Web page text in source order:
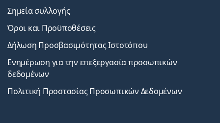
Σημεία συλλογής
Όροι και Προϋποθέσεις
Δήλωση Προσβασιμότητας Ιστοτόπου
Ενημέρωση για την επεξεργασία προσωπικών
δεδομένων
Πολιτική Προστασίας Προσωπικών Δεδομένων